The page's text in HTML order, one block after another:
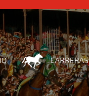
CARRERAS